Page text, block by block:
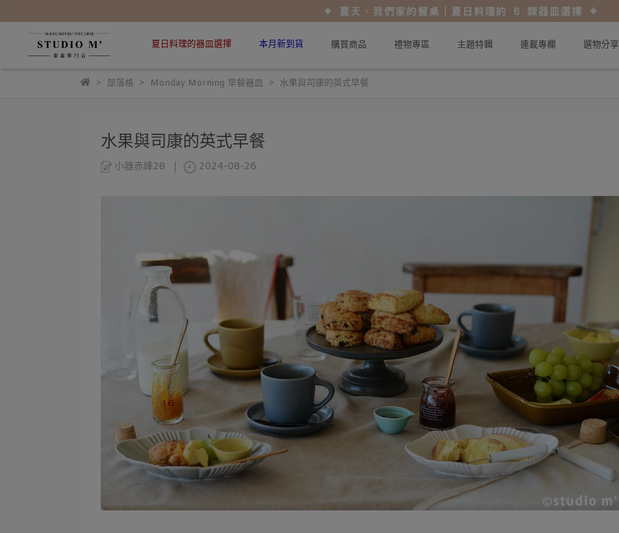
夏日料理的器皿選擇 本月新到貨 購買商品 禮物專區 主題特輯 連載專欄 選物分享
部落格 Monday Morning 早餐器皿 水果與司康的英式早餐
水果與司康的英式早餐
小器赤峰28 2024-08-26